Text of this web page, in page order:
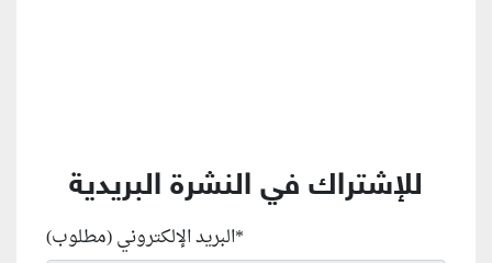
للإشتراك في النشرة البريدية
البريد الإلكتروني (مطلوب)*